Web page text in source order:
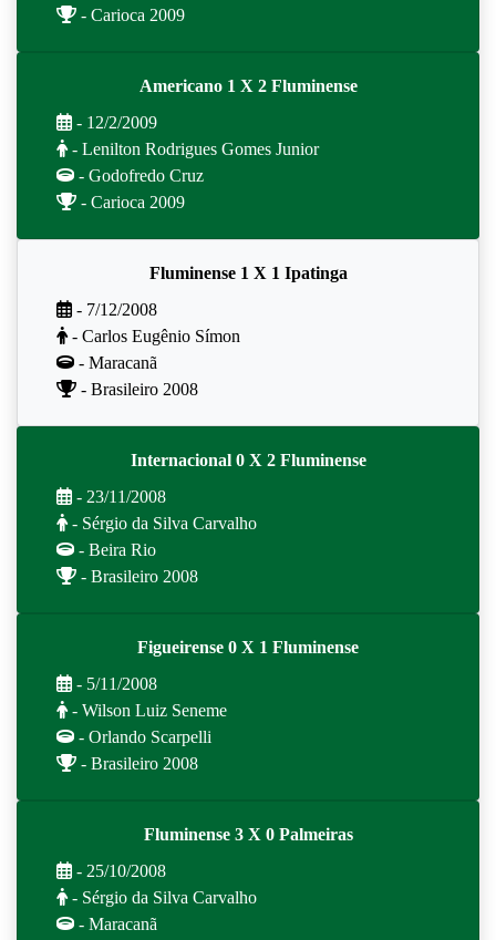
- Carioca 2009
Americano 1 X 2 Fluminense
- 12/2/2009
- Lenilton Rodrigues Gomes Junior
- Godofredo Cruz
- Carioca 2009
Fluminense 1 X 1 Ipatinga
- 7/12/2008
- Carlos Eugênio Símon
- Maracanã
- Brasileiro 2008
Internacional 0 X 2 Fluminense
- 23/11/2008
- Sérgio da Silva Carvalho
- Beira Rio
- Brasileiro 2008
Figueirense 0 X 1 Fluminense
- 5/11/2008
- Wilson Luiz Seneme
- Orlando Scarpelli
- Brasileiro 2008
Fluminense 3 X 0 Palmeiras
- 25/10/2008
- Sérgio da Silva Carvalho
- Maracanã